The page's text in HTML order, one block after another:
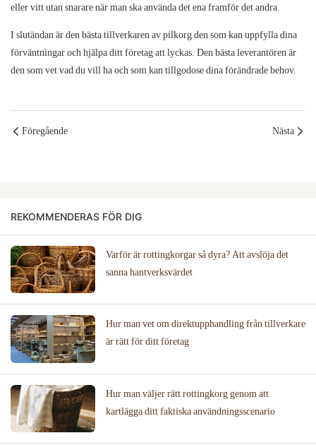
eller vitt utan snarare när man ska använda det ena framför det andra.
I slutändan är den bästa tillverkaren av pilkorg den som kan uppfylla dina
förväntningar och hjälpa ditt företag att lyckas. Den bästa leverantören är
den som vet vad du vill ha och som kan tillgodose dina förändrade behov.
Föregående Nästa
REKOMMENDERAS FÖR DIG
Varför är rottingkorgar så dyra? Att avslöja det
sanna hantverksvärdet
Hur man vet om direktupphandling från tillverkare
är rätt för ditt företag
Hur man väljer rätt rottingkorg genom att
kartlägga ditt faktiska användningsscenario